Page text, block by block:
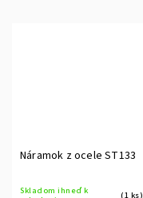
Náramok z ocele ST133
Skladom ihneď k
(1 ks)